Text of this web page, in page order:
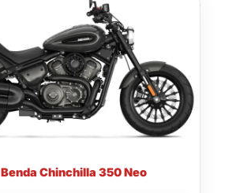
Benda Chinchilla 350 Neo